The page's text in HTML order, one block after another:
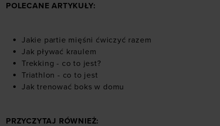
POLECANE ARTYKUŁY:
Jakie partie mięśni ćwiczyć razem
Jak pływać kraulem
Trekking - co to jest?
Triathlon - co to jest
Jak trenować boks w domu
PRZYCZYTAJ RÓWNIEŻ: